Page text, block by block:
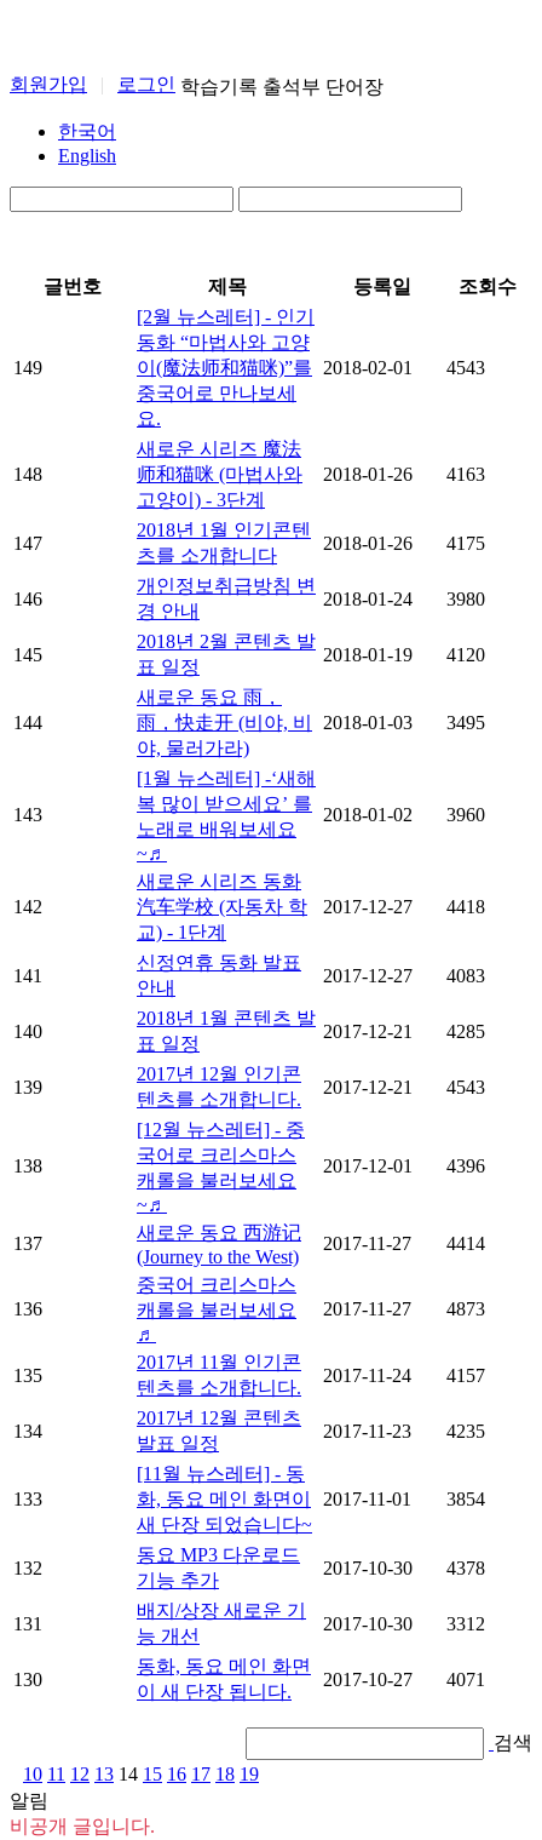
회원가입 | 로그인 학습기록 출석부 단어장
한국어
English
글번호 제목 등록일 조회수
149
[2월 뉴스레터] - 인기
동화 “마법사와 고양
이(魔法师和猫咪)”를
중국어로 만나보세
요.
2018-02-01 4543
148
새로운 시리즈 魔法
师和猫咪 (마법사와
고양이) - 3단계
2018-01-26 4163
147
2018년 1월 인기콘텐
츠를 소개합니다
2018-01-26 4175
146
개인정보취급방침 변
경 안내
2018-01-24 3980
145
2018년 2월 콘텐츠 발
표 일정
2018-01-19 4120
144
새로운 동요 雨，
雨，快走开 (비야, 비
야, 물러가라)
2018-01-03 3495
143
[1월 뉴스레터] -‘새해
복 많이 받으세요’ 를
노래로 배워보세요
~♬
2018-01-02 3960
142
새로운 시리즈 동화
汽车学校 (자동차 학
교) - 1단계
2017-12-27 4418
141
신정연휴 동화 발표
안내
2017-12-27 4083
140
2018년 1월 콘텐츠 발
표 일정
2017-12-21 4285
139
2017년 12월 인기콘
텐츠를 소개합니다.
2017-12-21 4543
138
[12월 뉴스레터] - 중
국어로 크리스마스
캐롤을 불러보세요
~♬
2017-12-01 4396
137
새로운 동요 西游记
(Journey to the West)
2017-11-27 4414
136
중국어 크리스마스
캐롤을 불러보세요
♬
2017-11-27 4873
135
2017년 11월 인기콘
텐츠를 소개합니다.
2017-11-24 4157
134
2017년 12월 콘텐츠
발표 일정
2017-11-23 4235
133
[11월 뉴스레터] - 동
화, 동요 메인 화면이
새 단장 되었습니다~
2017-11-01 3854
132
동요 MP3 다운로드
기능 추가
2017-10-30 4378
131
배지/상장 새로운 기
능 개선
2017-10-30 3312
130
동화, 동요 메인 화면
이 새 단장 됩니다.
2017-10-27 4071
검색
10 11 12 13 14 15 16 17 18 19
알림
비공개 글입니다.